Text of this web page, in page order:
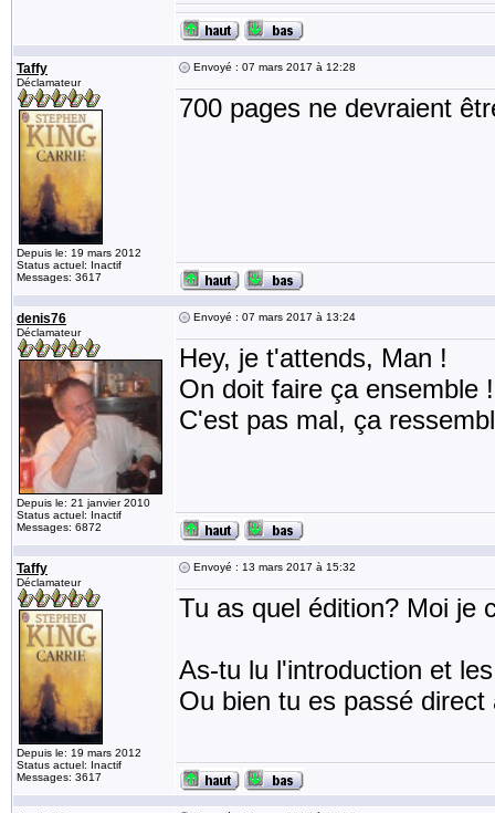
Taffy
Déclamateur
Depuis le: 19 mars 2012
Status actuel: Inactif
Messages: 3617
Envoyé : 07 mars 2017 à 12:28
700 pages ne devraient
denis76
Déclamateur
Depuis le: 21 janvier 2010
Status actuel: Inactif
Messages: 6872
Envoyé : 07 mars 2017 à 13:24
Hey, je t'attends, Man !
On doit faire ça ensemble !
C'est pas mal, ça
Taffy
Déclamateur
Depuis le: 19 mars 2012
Status actuel: Inactif
Messages: 3617
Envoyé : 13 mars 2017 à 15:32
Tu as quel édition? Moi je
As-tu lu l'introduction et
Ou bien tu es passé direct